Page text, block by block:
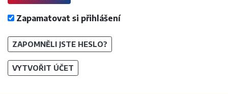
Zapamatovat si přihlášení
ZAPOMNĚLI JSTE HESLO?
VYTVOŘIT ÚČET